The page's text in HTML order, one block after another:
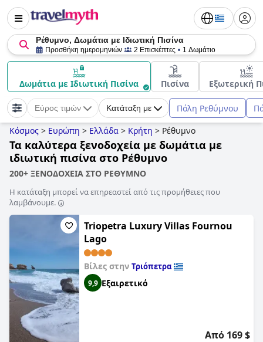
Ρέθυμνο, Δωμάτια με Ιδιωτική Πισίνα
Προσθήκη ημερομηνιών 2 Επισκέπτες 1 Δωμάτιο
Δωμάτια με Ιδιωτική Πισίνα Πισίνα Εξωτερική
Εύρος τιμών Κατάταξη με Πόλη Ρεθύμνου
Κόσμος > Ευρώπη > Ελλάδα > Κρήτη > Ρέθυμνο
Τα καλύτερα ξενοδοχεία με δωμάτια με
ιδιωτική πισίνα στο Ρέθυμνο
200+ ΞΕΝΟΔΟΧΕΙΑ ΣΤΟ ΡΕΘΥΜΝΟ
Η κατάταξη μπορεί να επηρεαστεί από τις προμήθειες που
λαμβάνουμε.
Triopetra Luxury Villas Fournou
Lago
Βίλες στην Τριόπετρα
9,9 Εξαιρετικό
Από 169 $